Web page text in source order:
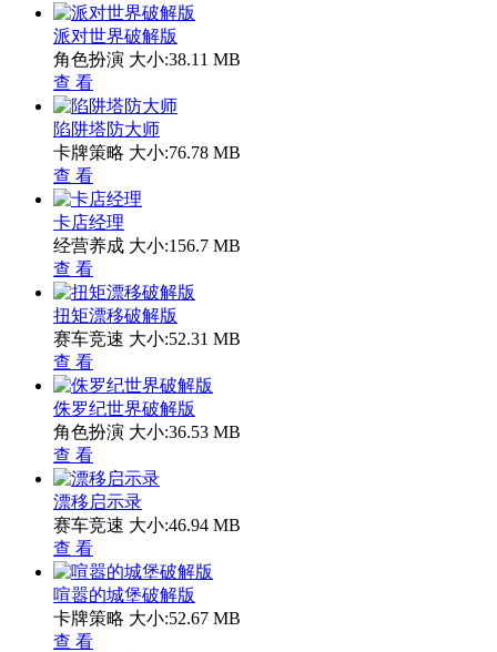
派对世界破解版
角色扮演 大小:38.11 MB
查 看
陷阱塔防大师
卡牌策略 大小:76.78 MB
查 看
卡店经理
经营养成 大小:156.7 MB
查 看
扭矩漂移破解版
赛车竞速 大小:52.31 MB
查 看
侏罗纪世界破解版
角色扮演 大小:36.53 MB
查 看
漂移启示录
赛车竞速 大小:46.94 MB
查 看
喧嚣的城堡破解版
卡牌策略 大小:52.67 MB
查 看